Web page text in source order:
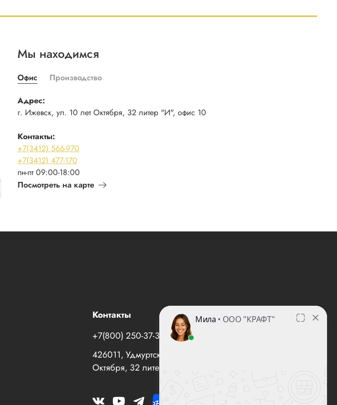
Мы находимся
Офис Производство
Адрес:
г. Ижевск, ул. 10 лет Октября, 32 литер "И", офис 10
Контакты:
+7(3412) 566-970
+7(3412) 477-170
пн-пт 09:00-18:00
Посмотреть на карте
Контакты
+7(800) 250-37-35
office@все-вентиляторы.рф
426011, Удмуртская Республика, г. Ижевск, ул. 10 лет
Октября, 32 литер "И", офис 10